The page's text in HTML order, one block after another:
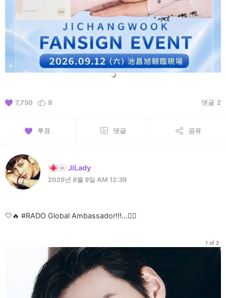
7,750 9 댓글 2
투표 댓글 공유
JiLady
2026년 8월 9일 AM 12:39
🤍🔥 #RADO Global Ambassador!!!…❤️‍🔥
1 of 2